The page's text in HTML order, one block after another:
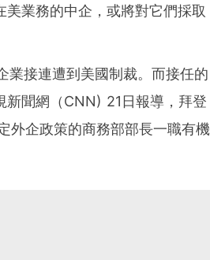
業務的中企，或將對它們採取
業接連遭到美國制裁。而接任的
新聞網（CNN) 21日報導，拜登
外企政策的商務部部長一職有機